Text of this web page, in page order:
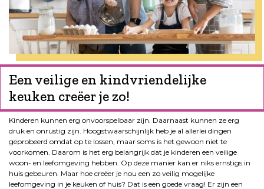
Een veilige en kindvriendelijke
keuken creëer je zo!
Kinderen kunnen erg onvoorspelbaar zijn. Daarnaast kunnen ze erg
druk en onrustig zijn. Hoogstwaarschijnlijk heb je al allerlei dingen
geprobeerd omdat op te lossen, maar soms is het gewoon niet te
voorkomen. Daarom is het erg belangrijk dat je kinderen een veilige
woon- en leefomgeving hebben. Op deze manier kan er niks ernstigs in
huis gebeuren. Maar hoe creëer je nou een zo veilig mogelijke
leefomgeving in je keuken of huis? Dat is een goede vraag! Er zijn een